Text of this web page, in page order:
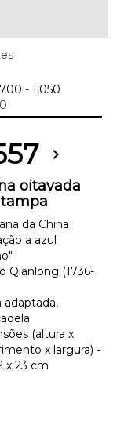
- 1,050
chevron_right
oitavada
da China
a azul
Qianlong (1736-
adaptada,
(altura x
x largura) -
x 23 cm